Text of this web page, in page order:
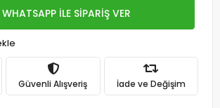
WHATSAPP İLE SİPARİŞ VER
Güvenli Alışveriş İade ve Değişim